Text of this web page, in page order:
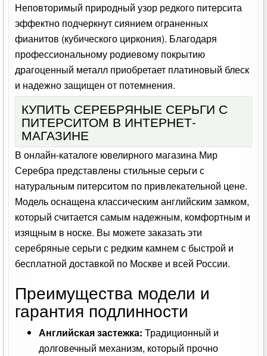
Неповторимый природный узор редкого питерсита
эффектно подчеркнут сиянием ограненных
фианитов (кубического циркония). Благодаря
профессиональному родиевому покрытию
драгоценный металл приобретает платиновый блеск
и надежно защищен от потемнения.
КУПИТЬ СЕРЕБРЯНЫЕ СЕРЬГИ С
ПИТЕРСИТОМ В ИНТЕРНЕТ-
МАГАЗИНЕ
В онлайн-каталоге ювелирного магазина Мир
Серебра представлены стильные серьги с
натуральным питерситом по привлекательной цене.
Модель оснащена классическим английским замком,
который считается самым надежным, комфортным и
изящным в носке. Вы можете заказать эти
серебряные серьги с редким камнем с быстрой и
бесплатной доставкой по Москве и всей России.
Преимущества модели и
гарантия подлинности
Английская застежка: Традиционный и
долговечный механизм, который прочно